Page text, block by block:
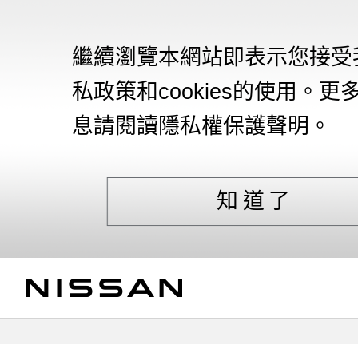
繼續瀏覽本網站即表示您接
私政策和cookies的使用。更
息請閱讀隱私權保護聲明。
知道了